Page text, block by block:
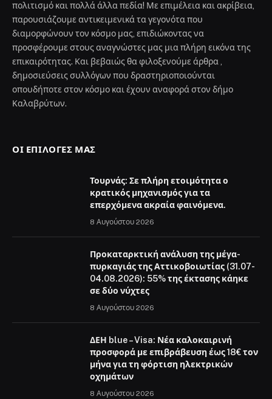
πολιτισμό και πολλά άλλα πεδία! Με επιμέλεια και ακρίβεια,
παρουσιάζουμε αντικειμενικά τα γεγονότα που
διαμορφώνουν τον κόσμο μας, επιδιώκοντας να
προσφέρουμε στους αναγνώστες μας μια πλήρη εικόνα της
επικαιρότητας. Και βεβαιώς θα φιλοξενούμε άρθρα ,
δημοσιεύσεις συλλόγων που δραστηριοποιούνται
οπουδήποτε στον κόσμο και έχουν αναφορά στον δήμο
Καλαβρύτων.
ΟΙ ΕΠΙΛΟΓΈΣ ΜΑΣ
Τουρνάς: Σε πλήρη ετοιμότητα ο
κρατικός μηχανισμός για τα
επερχόμενα ακραία φαινόμενα.
8 Αυγούστου 2026
Προκαταρκτική ανάλυση της μέγα-
πυρκαγιάς της Αττικοβοιωτίας (31.07-
04.08.2026): 55% της έκτασης κάηκε
σε δύο νύχτες
8 Αυγούστου 2026
ΔΕΗ blue – Visa: Νέα καλοκαιρινή
προσφορά με επιβράβευση έως 18€ τον
μήνα για τη φόρτιση ηλεκτρικών
οχημάτων
8 Αυγούστου 2026